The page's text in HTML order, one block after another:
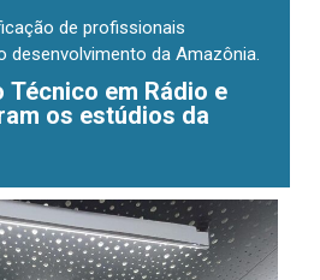
de profissionais
da Amazônia.
em Rádio e
os estúdios da